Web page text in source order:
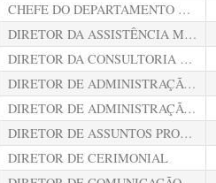
CHEFE DO DEPARTAMENTO TÉCNICO DE ESTUDOS, PESQUISAS E EXTENSÃO DA ESCOLA DE CONTAS PÚBLICAS
DIRETOR DA ASSISTÊNCIA MILITAR
DIRETOR DA CONSULTORIA TÉCNICA
DIRETOR DE ADMINISTRAÇÃO INTERNA
DIRETOR DE ADMINISTRAÇÃO ORÇAMENTÁRIA E FINANCEIRA
DIRETOR DE ASSUNTOS PROCESSUAIS DA PRESIDÊNCIA
DIRETOR DE CERIMONIAL